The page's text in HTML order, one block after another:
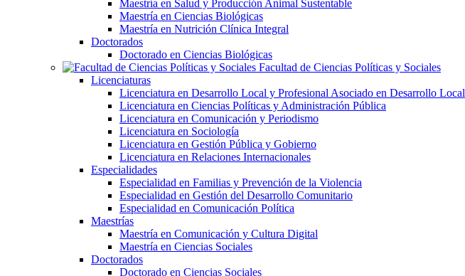
Maestría en Salud y Producción Animal Sustentable
Maestría en Ciencias Biológicas
Maestría en Nutrición Clínica Integral
Doctorados
Doctorado en Ciencias Biológicas
Facultad de Ciencias Políticas y Sociales
Licenciaturas
Licenciatura en Desarrollo Local y Profesional Asociado en Desarrollo Local
Licenciatura en Ciencias Políticas y Administración Pública
Licenciatura en Comunicación y Periodismo
Licenciatura en Sociología
Licenciatura en Gestión Pública y Gobierno
Licenciatura en Relaciones Internacionales
Especialidades
Especialidad en Familias y Prevención de la Violencia
Especialidad en Gestión del Desarrollo Comunitario
Especialidad en Comunicación Política
Maestrías
Maestría en Comunicación y Cultura Digital
Maestría en Ciencias Sociales
Doctorados
Doctorado en Ciencias Sociales